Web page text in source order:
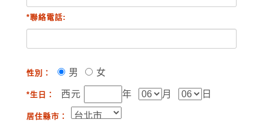
*聯絡電話:
性別： 男 女
*生日： 西元 年 月 日
居住縣市：